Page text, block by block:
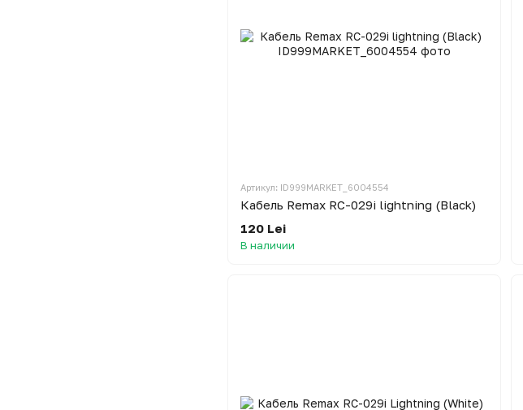
Артикул: ID999MARKET_6004554
Кабель Remax RC-029i lightning (Black)
120 Lei
В наличии